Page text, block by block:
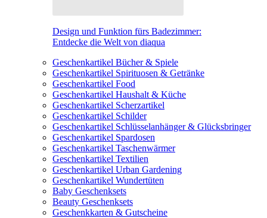
Design und Funktion fürs Badezimmer:
Entdecke die Welt von diaqua
Geschenkartikel Bücher & Spiele
Geschenkartikel Spirituosen & Getränke
Geschenkartikel Food
Geschenkartikel Haushalt & Küche
Geschenkartikel Scherzartikel
Geschenkartikel Schilder
Geschenkartikel Schlüsselanhänger & Glücksbringer
Geschenkartikel Spardosen
Geschenkartikel Taschenwärmer
Geschenkartikel Textilien
Geschenkartikel Urban Gardening
Geschenkartikel Wundertüten
Baby Geschenksets
Beauty Geschenksets
Geschenkkarten & Gutscheine